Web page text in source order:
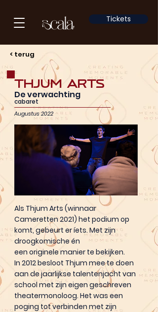
Tickets
< terug
Thjum Arts
De verwachting
cabaret
Augustus 2022
Als Thjum Arts (winnaar
Cameretten 2021) het podium op
komt, gebeurt er íets. Met zijn
droogkomische én
een originele manier te bekijken.
In 2012 besloot Thjum mee te doen
aan de jaarlijkse talentenjacht van
school met zijn eigen geschreven
theatermonoloog. Het was een
poging tot verbinden met zijn